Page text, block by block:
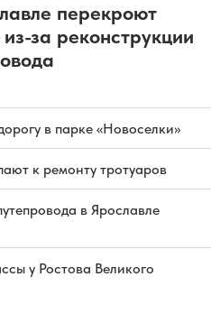
перекроют
за реконструкции
в парке «Новоселки»
к ремонту тротуаров
в Ярославле
у Ростова Великого